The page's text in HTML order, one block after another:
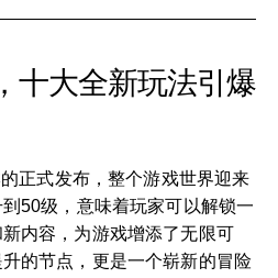
十大全新玩法引爆
正式发布，整个游戏世界迎来
50级，意味着玩家可以解锁一
内容，为游戏增添了无限可
的节点，更是一个崭新的冒险